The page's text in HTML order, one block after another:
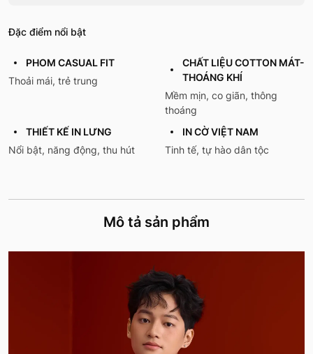
Đặc điểm nổi bật
PHOM CASUAL FIT
Thoải mái, trẻ trung
CHẤT LIỆU COTTON MÁT-
THOÁNG KHÍ
Mềm mịn, co giãn, thông
thoáng
THIẾT KẾ IN LƯNG
Nổi bật, năng động, thu hút
IN CỜ VIỆT NAM
Tinh tế, tự hào dân tộc
Mô tả sản phẩm